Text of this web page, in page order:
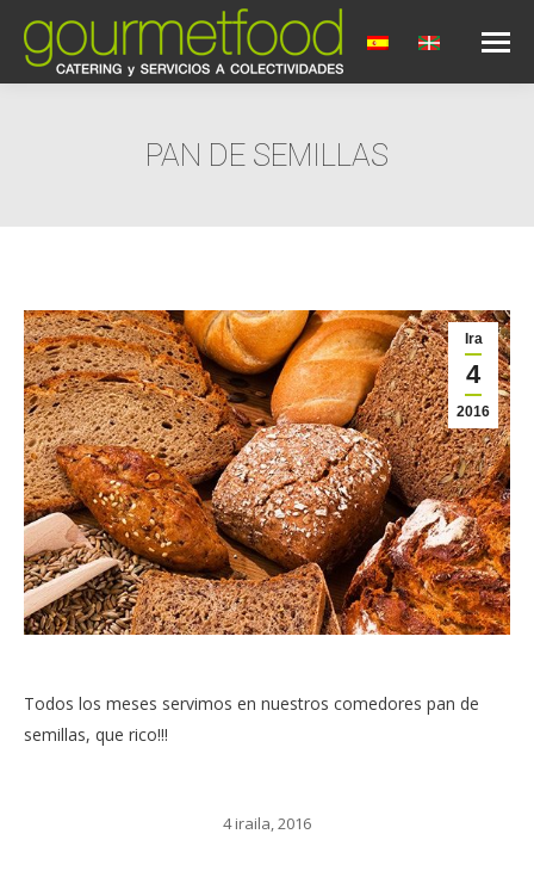
PAN DE SEMILLAS
Ira
4
2016
Todos los meses servimos en nuestros comedores pan de
semillas, que rico!!!
4 iraila, 2016